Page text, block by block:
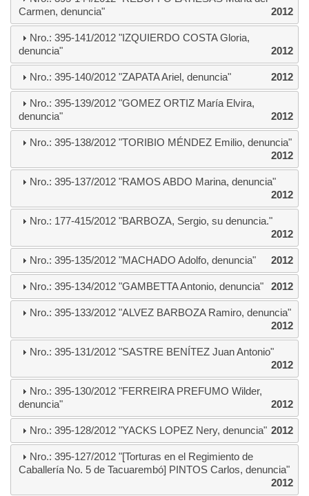
Carmen, denuncia"
2012
Nro.: 395-141/2012 "IZQUIERDO COSTA Gloria,
denuncia"
2012
Nro.: 395-140/2012 "ZAPATA Ariel, denuncia" 2012
Nro.: 395-139/2012 "GOMEZ ORTIZ María Elvira,
denuncia"
2012
Nro.: 395-138/2012 "TORIBIO MÉNDEZ Emilio, denuncia"
2012
Nro.: 395-137/2012 "RAMOS ABDO Marina, denuncia"
2012
Nro.: 177-415/2012 "BARBOZA, Sergio, su denuncia."
2012
Nro.: 395-135/2012 "MACHADO Adolfo, denuncia" 2012
Nro.: 395-134/2012 "GAMBETTA Antonio, denuncia" 2012
Nro.: 395-133/2012 "ALVEZ BARBOZA Ramiro, denuncia"
2012
Nro.: 395-131/2012 "SASTRE BENÍTEZ Juan Antonio"
2012
Nro.: 395-130/2012 "FERREIRA PREFUMO Wilder,
denuncia"
2012
Nro.: 395-128/2012 "YACKS LOPEZ Nery, denuncia" 2012
Nro.: 395-127/2012 "[Torturas en el Regimiento de
Caballería No. 5 de Tacuarembó] PINTOS Carlos, denuncia"
2012